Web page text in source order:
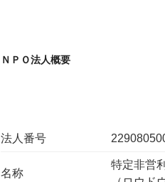
ＮＰＯ法人概要
法人番号
名称
特定非営